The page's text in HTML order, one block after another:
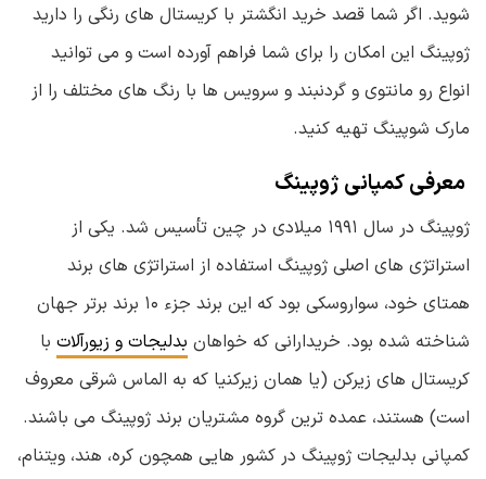
شوید. اگر شما قصد خرید انگشتر با کریستال های رنگی را دارید
ژوپینگ این امکان را برای شما فراهم آورده است و می توانید
انواع رو مانتوی و گردنبند و سرویس ها با رنگ های مختلف را از
مارک شوپینگ تهیه کنید.
معرفی کمپانی ژوپینگ
ژوپینگ در سال ۱۹۹۱ میلادی در چین تأسیس شد. یکی از
استراتژی های اصلی ژوپینگ استفاده از استراتژی های برند
همتای خود، سواروسکی بود که این برند جزء ۱۰ برند برتر جهان
شناخته شده بود. خریدارانی که خواهان بدلیجات و زیورآلات با
کریستال های زیرکن (یا همان زیرکنیا که به الماس شرقی معروف
است) هستند، عمده ترین گروه مشتریان برند ژوپینگ می باشند.
کمپانی بدلیجات ژوپینگ در کشور هایی همچون کره، هند، ویتنام،